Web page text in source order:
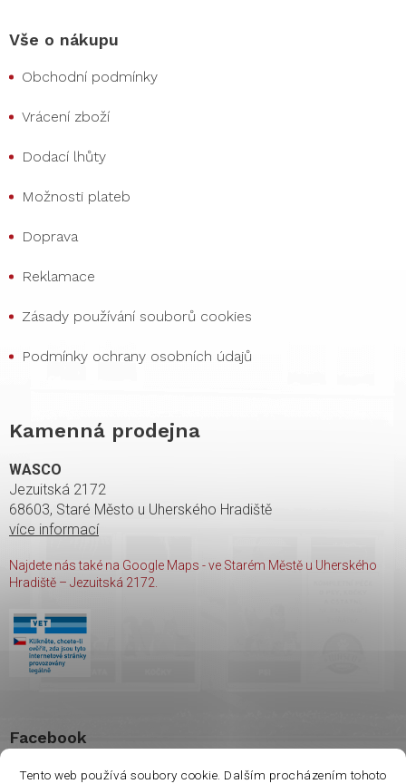
Tento web používá soubory cookie. Dalším procházením tohoto
Vše o nákupu
Obchodní podmínky
Vrácení zboží
Dodací lhůty
Možnosti plateb
Doprava
Reklamace
Zásady používání souborů cookies
Podmínky ochrany osobních údajů
Kamenná prodejna
WASCO
Jezuitská 2172
68603, Staré Město u Uherského Hradiště
více informací
Najdete nás také na Google Maps - ve Starém Městě u Uherského
Hradiště – Jezuitská 2172.
Facebook